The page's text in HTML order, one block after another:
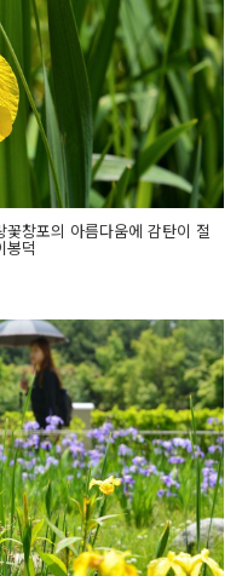
창포의 아름다움에 감탄이 절
덕